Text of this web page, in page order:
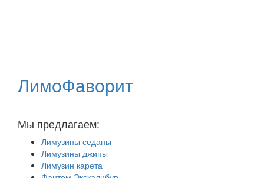
ЛимоФаворит
Мы предлагаем:
Лимузины седаны
Лимузины джипы
Лимузин карета